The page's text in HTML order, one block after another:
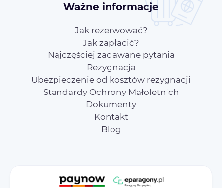
Ważne informacje
Jak rezerwować?
Jak zapłacić?
Najczęściej zadawane pytania
Rezygnacja
Ubezpieczenie od kosztów rezygnacji
Standardy Ochrony Małoletnich
Dokumenty
Kontakt
Blog